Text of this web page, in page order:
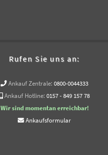
Rufen Sie uns an:
Ankauf Zentrale: 0800-0044333
Ankauf Hotline: 0157 - 849 157 78
Wir sind momentan erreichbar!
Ankaufsformular